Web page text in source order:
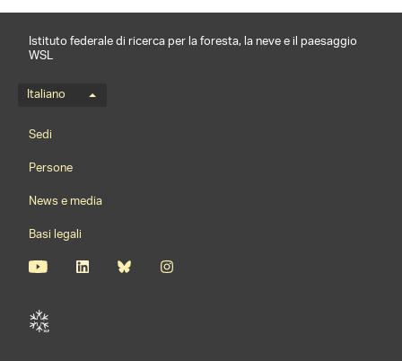
Istituto federale di ricerca per la foresta, la neve e il paesaggio
WSL
Menu della lingua
Italiano
Footernavigation
Sedi
Persone
News e media
Basi legali